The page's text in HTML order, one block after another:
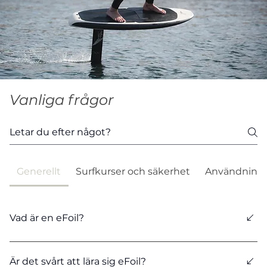
Vanliga frågor
Generellt Surfkurser och säkerhet Användning
Vad är en eFoil?
En eFoil är en elektrisk surfbräda med en hydrofoil
monterad under brädan. När du får upp fart lyfter
Är det svårt att lära sig eFoil?